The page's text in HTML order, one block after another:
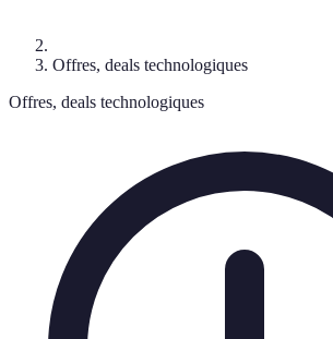
Offres, deals technologiques
Offres, deals technologiques